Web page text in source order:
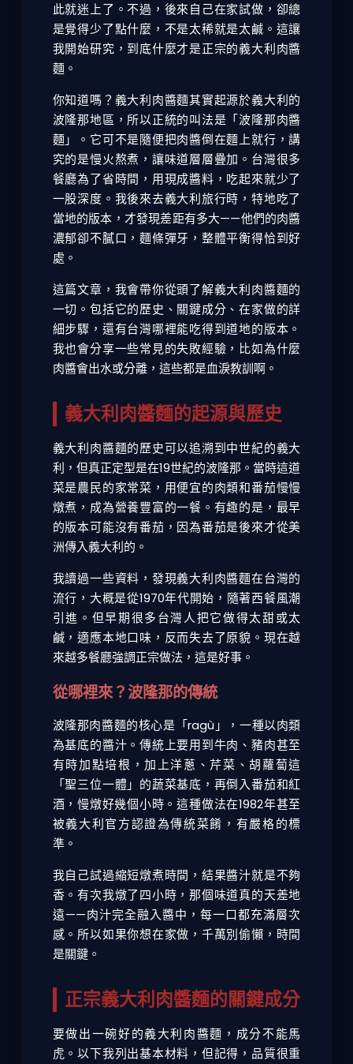
此就迷上了。不過，後來自己在家試做，卻總
是覺得少了點什麼，不是太稀就是太鹹。這讓
我開始研究，到底什麼才是正宗的義大利肉醬
麵。
你知道嗎？義大利肉醬麵其實起源於義大利的
波隆那地區，所以正統的叫法是「波隆那肉醬
麵」。它可不是隨便把肉醬倒在麵上就行，講
究的是慢火熬煮，讓味道層層疊加。台灣很多
餐廳為了省時間，用現成醬料，吃起來就少了
一股深度。我後來去義大利旅行時，特地吃了
當地的版本，才發現差距有多大——他們的肉醬
濃郁卻不膩口，麵條彈牙，整體平衡得恰到好
處。
這篇文章，我會帶你從頭了解義大利肉醬麵的
一切。包括它的歷史、關鍵成分、在家做的詳
細步驟，還有台灣哪裡能吃得到道地的版本。
我也會分享一些常見的失敗經驗，比如為什麼
肉醬會出水或分離，這些都是血淚教訓啊。
義大利肉醬麵的起源與歷史
義大利肉醬麵的歷史可以追溯到中世紀的義大
利，但真正定型是在19世紀的波隆那。當時這道
菜是農民的家常菜，用便宜的肉類和番茄慢慢
燉煮，成為營養豐富的一餐。有趣的是，最早
的版本可能沒有番茄，因為番茄是後來才從美
洲傳入義大利的。
我讀過一些資料，發現義大利肉醬麵在台灣的
流行，大概是從1970年代開始，隨著西餐風潮
引進。但早期很多台灣人把它做得太甜或太
鹹，適應本地口味，反而失去了原貌。現在越
來越多餐廳強調正宗做法，這是好事。
從哪裡來？波隆那的傳統
波隆那肉醬麵的核心是「ragù」，一種以肉類
為基底的醬汁。傳統上要用到牛肉、豬肉甚至
有時加點培根，加上洋蔥、芹菜、胡蘿蔔這
「聖三位一體」的蔬菜基底，再倒入番茄和紅
酒，慢燉好幾個小時。這種做法在1982年甚至
被義大利官方認證為傳統菜餚，有嚴格的標
準。
我自己試過縮短燉煮時間，結果醬汁就是不夠
香。有次我燉了四小時，那個味道真的天差地
遠——肉汁完全融入醬中，每一口都充滿層次
感。所以如果你想在家做，千萬別偷懶，時間
是關鍵。
正宗義大利肉醬麵的關鍵成分
要做出一碗好的義大利肉醬麵，成分不能馬
虎。以下我列出基本材料，但記得，品質很重